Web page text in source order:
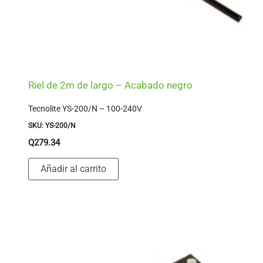
Riel de 2m de largo – Acabado negro
Tecnolite YS-200/N – 100-240V
SKU: YS-200/N
Q279.34
Añadir al carrito